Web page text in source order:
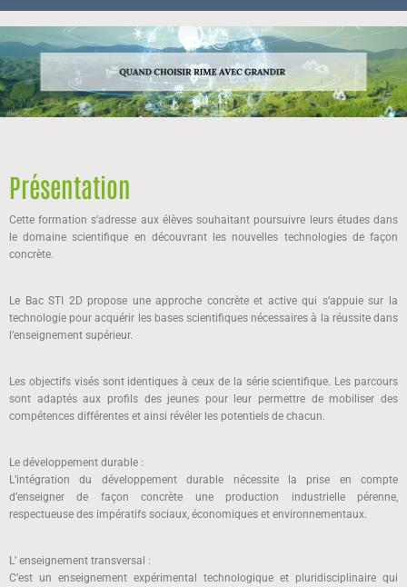
Présentation
Cette formation s’adresse aux élèves souhaitant poursuivre leurs études dans
le domaine scientifique en découvrant les nouvelles technologies de façon
concrète.
Le Bac STI 2D propose une approche concrète et active qui s’appuie sur la
technologie pour acquérir les bases scientifiques nécessaires à la réussite dans
l’enseignement supérieur.
Les objectifs visés sont identiques à ceux de la série scientifique. Les parcours
sont adaptés aux profils des jeunes pour leur permettre de mobiliser des
compétences différentes et ainsi révéler les potentiels de chacun.
Le développement durable :
L’intégration du développement durable nécessite la prise en compte
d’enseigner de façon concrète une production industrielle pérenne,
respectueuse des impératifs sociaux, économiques et environnementaux.
L’ enseignement transversal :
C’est un enseignement expérimental technologique et pluridisciplinaire qui